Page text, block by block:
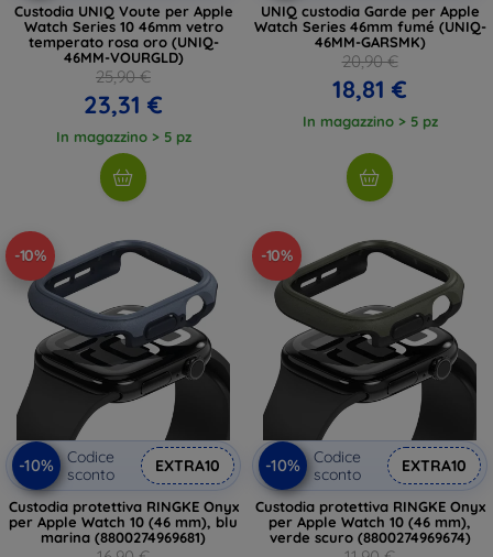
Custodia UNIQ Voute per Apple
Watch Series 10 46mm vetro
temperato rosa oro (UNIQ-
46MM-VOURGLD)
25,90 €
23,31 €
In magazzino > 5 pz
UNIQ custodia Garde per Apple
Watch Series 46mm fumé (UNIQ-
46MM-GARSMK)
20,90 €
18,81 €
In magazzino > 5 pz
-10%
-10%
Codice
sconto
EXTRA10
Custodia protettiva RINGKE Onyx
per Apple Watch 10 (46 mm), blu
marina (8800274969681)
-10%
-10%
Codice
sconto
EXTRA10
Custodia protettiva RINGKE Onyx
per Apple Watch 10 (46 mm),
verde scuro (8800274969674)